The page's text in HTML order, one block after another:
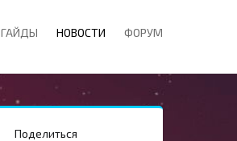
ГАЙДЫ НОВОСТИ ФОРУМ
Поделиться